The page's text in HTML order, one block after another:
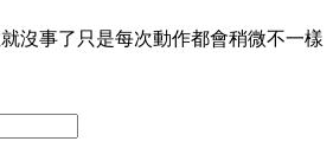
沒事了只是每次動作都會稍微不一樣